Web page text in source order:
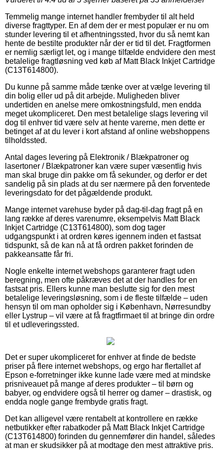
Temmelig mange internet handler frembyder til alt held
diverse fragttyper. En af dem der er mest populær er nu om
stunder levering til et afhentningssted, hvor du så nemt kan
hente de bestilte produkter når der er tid til det. Fragtformen
er nemlig særligt let, og i mange tilfælde endvidere den mest
betalelige fragtløsning ved køb af Matt Black Inkjet Cartridge
(C13T614800).
Du kunne på samme måde tænke over at vælge levering til
din bolig eller ud på dit arbejde. Muligheden bliver
undertiden en anelse mere omkostningsfuld, men endda
meget ukompliceret. Den mest betalelige slags levering vil
dog til enhver tid være selv at hente varerne, men dette er
betinget af at du lever i kort afstand af online webshoppens
tilholdssted.
Antal dages levering på Elektronik / Blækpatroner og
lasertoner / Blækpatroner kan være super væsentlig hvis
man skal bruge din pakke om få sekunder, og derfor er det
sandelig på sin plads at du ser nærmere på den forventede
leveringsdato for det pågældende produkt.
Mange internet varehuse byder på dag-til-dag fragt på en
lang række af deres varenumre, eksempelvis Matt Black
Inkjet Cartridge (C13T614800), som dog tager
udgangspunkt i at ordren køres igennem inden et fastsat
tidspunkt, så de kan nå at få ordren pakket forinden de
pakkeansatte får fri.
Nogle enkelte internet webshops garanterer fragt uden
beregning, men ofte påkræves det at der handles for en
fastsat pris. Ellers kunne man beslutte sig for den mest
betalelige leveringsløsning, som i de fleste tilfælde – uden
hensyn til om man opholder sig i København, Nørresundby
eller Lystrup – vil være at få fragtfirmaet til at bringe din ordre
til et udleveringssted.
Det er super ukompliceret for enhver at finde de bedste
priser på flere internet webshops, og ergo har flertallet af
Epson e-forretninger ikke kunne lade være med at mindske
prisniveauet på mange af deres produkter – til børn og
babyer, og endvidere også til herrer og damer – drastisk, og
endda nogle gange frembyde gratis fragt.
Det kan alligevel være rentabelt at kontrollere en række
netbutikker efter rabatkoder på Matt Black Inkjet Cartridge
(C13T614800) forinden du gennemfører din handel, således
at man er skudsikker på at modtage den mest attraktive pris.